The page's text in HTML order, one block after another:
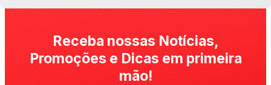
Receba nossas Notícias,
Promoções e Dicas em primeira
mão!